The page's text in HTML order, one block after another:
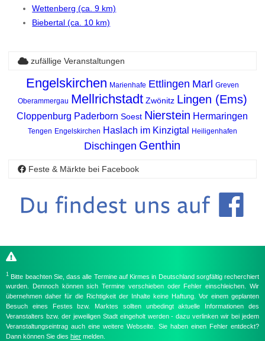
Wettenberg (ca. 9 km)
Biebertal (ca. 10 km)
zufällige Veranstaltungen
Engelskirchen Marienhafe Ettlingen Marl Greven
Oberammergau Mellrichstadt Zwönitz Lingen (Ems)
Cloppenburg Paderborn Soest Nierstein Hermaringen
Tengen Engelskirchen Haslach im Kinzigtal Heiligenhafen
Dischingen Genthin
Feste & Märkte bei Facebook
1 Bitte beachten Sie, dass alle Termine auf Kirmes in Deutschland sorgfältig recherchiert
wurden. Dennoch können sich Termine verschieben oder Fehler einschleichen. Wir
übernehmen daher für die Richtigkeit der Inhalte keine Haftung. Vor einem geplanten
Besuch eines Festes bzw. Marktes sollten unbedingt aktuelle Informationen des
Veranstalters bzw. der jeweiligen Stadt eingeholt werden - dazu verlinken wir bei jedem
Veranstaltungseintrag auch eine weitere Webseite. Sie haben einen Fehler entdeckt?
Dann können Sie dies hier melden.